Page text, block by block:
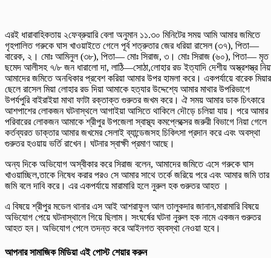
এরই ধারাবাহিকতায় ২ফেব্রুয়ারি বেলা অনুমান ১১.৩০ মিনিটের সময় আমি আমার জমিতে
গৃহপালিত গরুকে ঘাস খাওয়াইতে গেলে পূর্ব শত্রুতার জের ধরিয়া রাসেল (৩৭), পিতা—
বারেক, ২। মোঃ আমিনুল (৩৮), পিতা— মোঃ সিরাজ, ৩। মোঃ সিরাজ (৬০), পিতা— মৃত
ছমেদ আলীসহ ৭/৮ জন ধারালো দা, লাঠি—সোঠা,লোহার রড ইত্যাদি দেশীয় অস্ত্রশস্ত্র
আমাদের জমিতে অনধিকার প্রবেশ করিয়া আমার উপর হামলা করে। একপর্যায়ে বারেক মিয়ার
ছেলে রাসেল মিয়া লোহার রড দিয়া আমাকে হত্যার উদ্দেশ্যে আমার মাথার উপরিভাগে
উপর্যপুরি বাইরাইয়া মাথা ফাটা রক্তাক্ত গুরুতর জখম করে। ঐ সময় আমার ডাক চিৎকারে
আশপাশের লোকজন ঘটনাস্থলে আগাইয়া আসিতে থাকিলে দৌড়ে চলিয়া যায়। পরে আমার
পরিবারের লোকজন আমাকে শ্রীপুর উপজেলা স্বাস্থ্য কমপ্লেক্সের জরুরী বিভাগে নিয়া গেলে
কর্তব্যরত ডাক্তার আমার জখমের সেলাই ব্যান্ডেজসহ চিকিৎসা প্রদান করে এবং অবস্থা
গুরুতর হওয়ায় ভর্তি রাখেন। ঘটনার স্বাক্ষী প্রমাণ আছে।
অন্য দিকে অভিযোগ অস্বীকার করে সিরাজ বলেন, আমাদের জমিতে এসে গরুকে ঘাস
খাওয়াচ্ছিল,তাকে নিষেধ করার পরও সে আমার সাথে তর্কে জরিয়ে পরে এবং আমার জমি তার
জমি বলে দাবি করে। এর একপর্যায়ে মারামারি হলে নুরুল হক গুরুতর আহত ।
এ বিষয়ে শ্রীপুর মডেল থানার এস আই আশরাফুল আল তালুকদার জানান,মারামারি বিষয়ে
অভিযোগ পেয়ে ঘটনাস্থালে গিয়ে ছিলাম। সংঘর্ষের ঘটনা নুরুল হক নামে একজন গুরুতর
আহত হন। অভিযোগ পেলে তদন্ত করে আইনগত ব্যবস্থা নেওয়া হবে।
আপনার সামাজিক মিডিয়া এই পোস্ট শেয়ার করুন